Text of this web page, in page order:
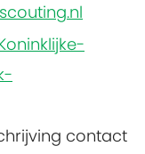
contact